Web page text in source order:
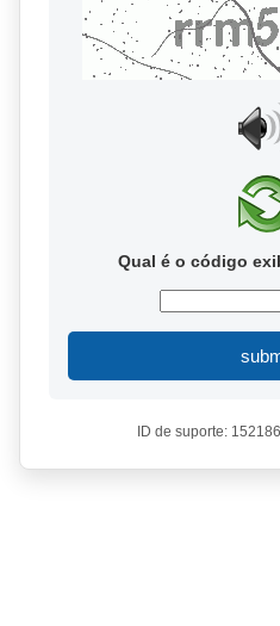
Qual é o código
ID de suporte: